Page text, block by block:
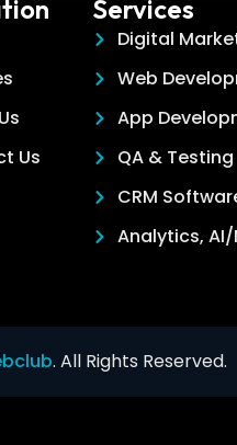
Us
Services
Digital
Web
App
QA & Testing
CRM
Analytics, AI/
. All Rights Reserved.